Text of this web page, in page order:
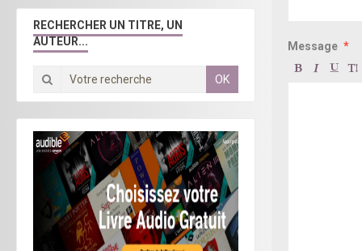
Message
RECHERCHER UN TITRE, UN
AUTEUR...
OK